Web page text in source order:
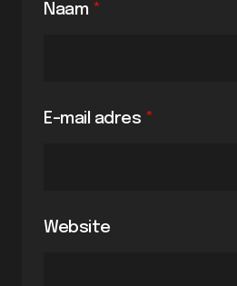
Naam *
E-mail adres *
Website